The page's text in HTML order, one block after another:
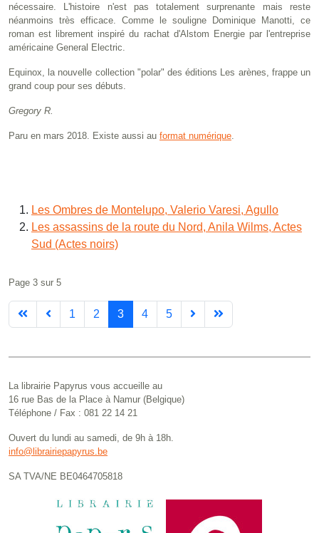
nécessaire. L'histoire n'est pas totalement surprenante mais reste
néanmoins très efficace. Comme le souligne Dominique Manotti, ce
roman est librement inspiré du rachat d'Alstom Energie par l'entreprise
américaine General Electric.
Equinox, la nouvelle collection "polar" des éditions Les arènes, frappe un
grand coup pour ses débuts.
Gregory R.
Paru en mars 2018. Existe aussi au format numérique.
Les Ombres de Montelupo, Valerio Varesi, Agullo
Les assassins de la route du Nord, Anila Wilms, Actes
Sud (Actes noirs)
Page 3 sur 5
1 2 3 4 5
La librairie Papyrus vous accueille au
16 rue Bas de la Place à Namur (Belgique)
Téléphone / Fax : 081 22 14 21
Ouvert du lundi au samedi, de 9h à 18h.
info@librairiepapyrus.be
SA TVA/NE BE0464705818